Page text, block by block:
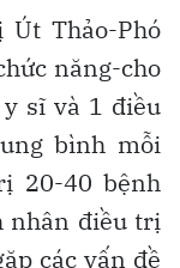
Thảo-Phó
năng-cho
sĩ và 1 điều
bình mỗi
20-40 bệnh
nhân điều trị
các vấn đề